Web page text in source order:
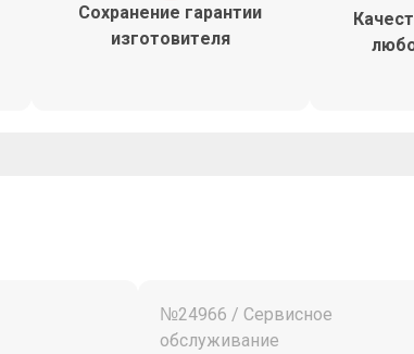
Сохранение гарантии
изготовителя
№24966 / Сервисное
обслуживание